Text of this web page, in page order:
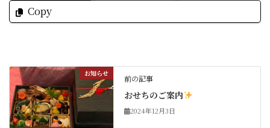
Copy
お知らせ
前の記事
おせちのご案内
2024年12月3日